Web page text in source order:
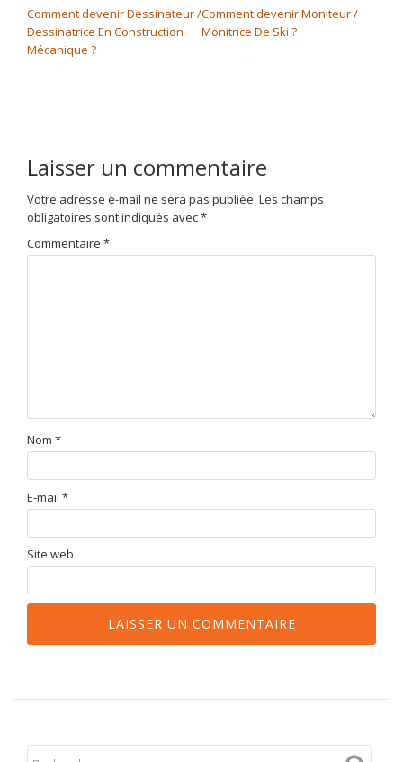
Comment devenir Dessinateur /
Dessinatrice En Construction
Mécanique ?
Comment devenir Moniteur /
Monitrice De Ski ?
Laisser un commentaire
Votre adresse e-mail ne sera pas publiée. Les champs
obligatoires sont indiqués avec*
Commentaire *
Nom *
E-mail *
Site web